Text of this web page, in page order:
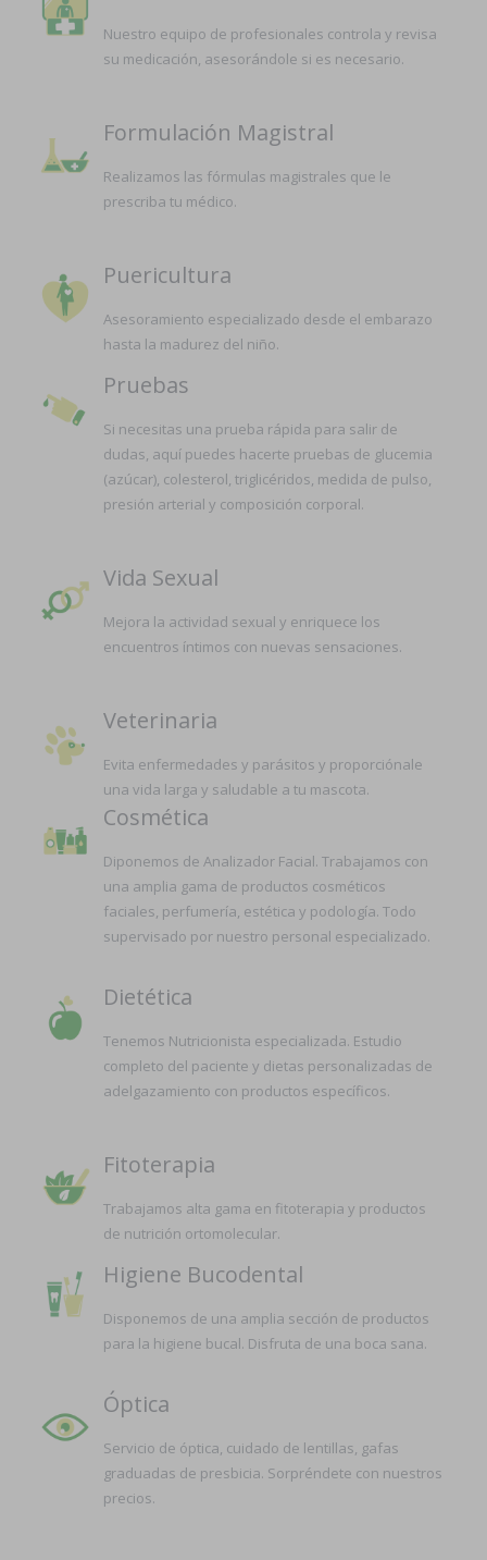
Nuestro equipo de profesionales controla y revisa
su medicación, asesorándole si es necesario.
Formulación Magistral
Realizamos las fórmulas magistrales que le
prescriba tu médico.
Puericultura
Asesoramiento especializado desde el embarazo
hasta la madurez del niño.
Pruebas
Si necesitas una prueba rápida para salir de
dudas, aquí puedes hacerte pruebas de glucemia
(azúcar), colesterol, triglicéridos, medida de pulso,
presión arterial y composición corporal.
Vida Sexual
Mejora la actividad sexual y enriquece los
encuentros íntimos con nuevas sensaciones.
Veterinaria
Evita enfermedades y parásitos y proporciónale
una vida larga y saludable a tu mascota.
Cosmética
Diponemos de Analizador Facial. Trabajamos con
una amplia gama de productos cosméticos
faciales, perfumería, estética y podología. Todo
supervisado por nuestro personal especializado.
Dietética
Tenemos Nutricionista especializada. Estudio
completo del paciente y dietas personalizadas de
adelgazamiento con productos específicos.
Fitoterapia
Trabajamos alta gama en fitoterapia y productos
de nutrición ortomolecular.
Higiene Bucodental
Disponemos de una amplia sección de productos
para la higiene bucal. Disfruta de una boca sana.
Óptica
Servicio de óptica, cuidado de lentillas, gafas
graduadas de presbicia. Sorpréndete con nuestros
precios.